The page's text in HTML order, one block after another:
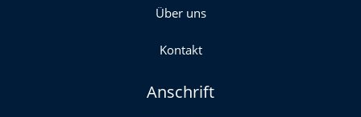
Über uns
Kontakt
Anschrift